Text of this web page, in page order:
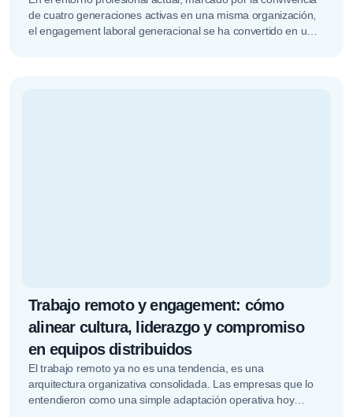
de cuatro generaciones activas en una misma organización,
el engagement laboral generacional se ha convertido en un
Trabajo remoto y engagement: cómo
alinear cultura, liderazgo y compromiso
en equipos distribuidos
El trabajo remoto ya no es una tendencia, es una
arquitectura organizativa consolidada. Las empresas que lo
entendieron como una simple adaptación operativa hoy